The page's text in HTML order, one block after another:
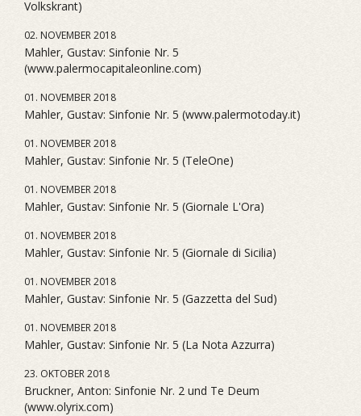
Volkskrant)
02. NOVEMBER 2018
Mahler, Gustav: Sinfonie Nr. 5
(www.palermocapitaleonline.com)
01. NOVEMBER 2018
Mahler, Gustav: Sinfonie Nr. 5 (www.palermotoday.it)
01. NOVEMBER 2018
Mahler, Gustav: Sinfonie Nr. 5 (TeleOne)
01. NOVEMBER 2018
Mahler, Gustav: Sinfonie Nr. 5 (Giornale L'Ora)
01. NOVEMBER 2018
Mahler, Gustav: Sinfonie Nr. 5 (Giornale di Sicilia)
01. NOVEMBER 2018
Mahler, Gustav: Sinfonie Nr. 5 (Gazzetta del Sud)
01. NOVEMBER 2018
Mahler, Gustav: Sinfonie Nr. 5 (La Nota Azzurra)
23. OKTOBER 2018
Bruckner, Anton: Sinfonie Nr. 2 und Te Deum
(www.olyrix.com)